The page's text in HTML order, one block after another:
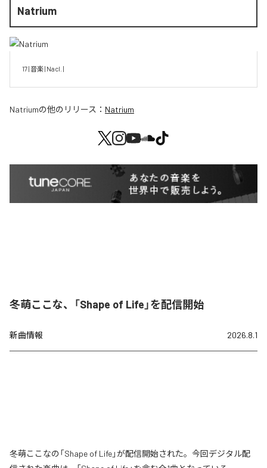
Natrium
17 | 音楽 | Nacl. |
Natriumの他のリリース： Natrium
冬萌ここな、「Shape of Life」を配信開始
新曲情報 2026.8.1
冬萌ここなの「Shape of Life」が配信開始された。今回デジタル配